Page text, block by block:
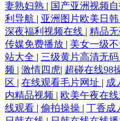
妻熟妇熟 | 国产亚洲视频
利导航 | 亚洲图片欧美日韩
深夜福利视频在线 | 精品
传媒免费播放 | 美女一级
站大全 | 三级黄片高清无码
频 | 激情四虎| 超碰在线98
区 | 在线观看毛片网址 | 成
内精品视频 | 欧美午夜在
线观看 | 偷拍操操 | 丁香成